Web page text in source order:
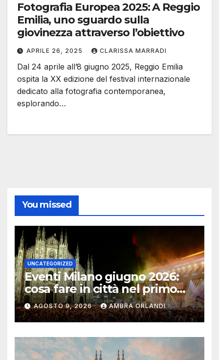
Fotografia Europea 2025: A Reggio
Emilia, uno sguardo sulla
giovinezza attraverso l’obiettivo
APRILE 26, 2025 CLARISSA MARRADI
Dal 24 aprile all’8 giugno 2025, Reggio Emilia
ospita la XX edizione del festival internazionale
dedicato alla fotografia contemporanea,
esplorando…
You missed
UNCATEGORIZED
Eventi Milano giugno 2026:
cosa fare in città nel primo
mese d’estate
AGOSTO 9, 2026 AMBRA ORLANDI